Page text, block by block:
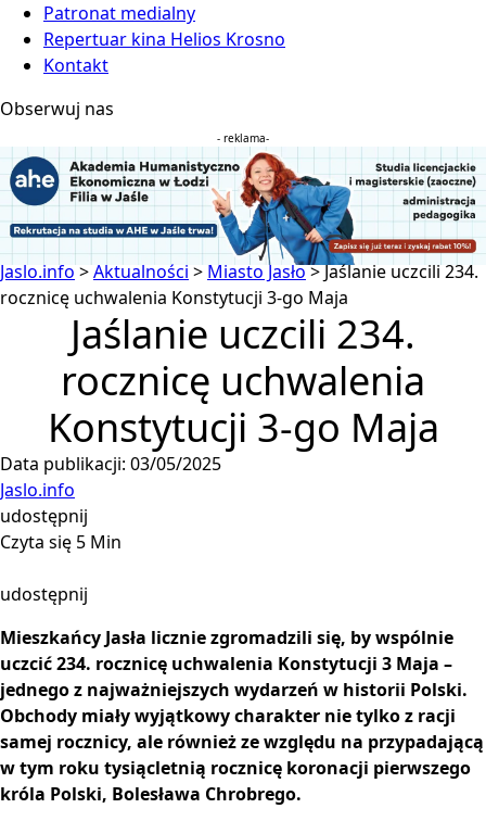
Patronat medialny
Repertuar kina Helios Krosno
Kontakt
Obserwuj nas
- reklama-
Jaslo.info>Aktualności > Miasto Jasło>Jaślanie uczcili 234.
rocznicę uchwalenia Konstytucji 3-go Maja
Jaślanie uczcili 234.
rocznicę uchwalenia
Konstytucji 3-go Maja
Data publikacji: 03/05/2025
Jaslo.info
udostępnij
Czyta się 5 Min
udostępnij
Mieszkańcy Jasła licznie zgromadzili się, by wspólnie
uczcić 234. rocznicę uchwalenia Konstytucji 3 Maja –
jednego z najważniejszych wydarzeń w historii Polski.
Obchody miały wyjątkowy charakter nie tylko z racji
samej rocznicy, ale również ze względu na przypadającą
w tym roku tysiącletnią rocznicę koronacji pierwszego
króla Polski, Bolesława Chrobrego.